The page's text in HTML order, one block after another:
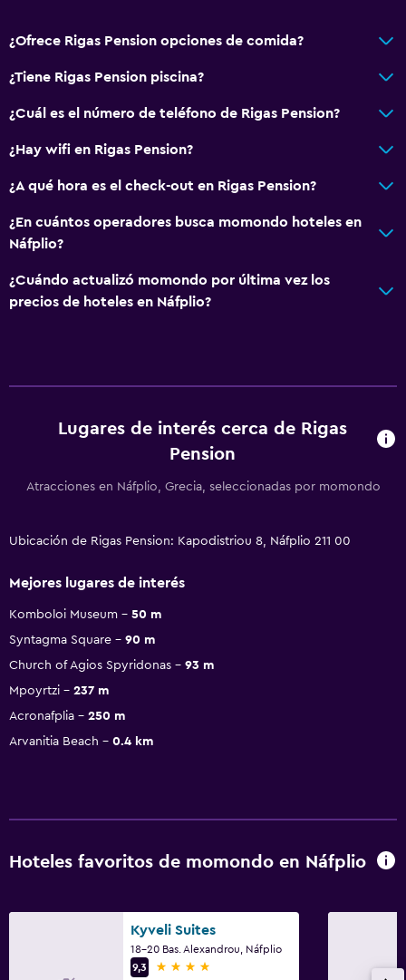
¿Ofrece Rigas Pension opciones de comida?
¿Tiene Rigas Pension piscina?
¿Cuál es el número de teléfono de Rigas Pension?
¿Hay wifi en Rigas Pension?
¿A qué hora es el check-out en Rigas Pension?
¿En cuántos operadores busca momondo hoteles en
Náfplio?
¿Cuándo actualizó momondo por última vez los
precios de hoteles en Náfplio?
Lugares de interés cerca de Rigas
Pension
Atracciones en Náfplio, Grecia, seleccionadas por momondo
Ubicación de Rigas Pension: Kapodistriou 8, Náfplio 211 00
Mejores lugares de interés
Komboloi Museum
50 m
Syntagma Square
90 m
Church of Agios Spyridonas
93 m
Mpoyrtzi
237 m
Acronafplia
250 m
Arvanitia Beach
0.4 km
Hoteles favoritos de momondo en Náfplio
Kyveli Suites
18-20 Bas. Alexandrou, Náfplio
9,3
4 estrellas